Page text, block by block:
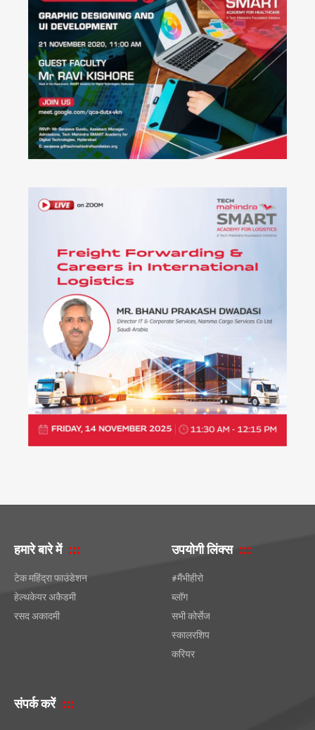
हमारे बारे में
टेक महिंद्रा फाउंडेशन
हेल्थकेयर अकैडमी
रसद अकादमी
उपयोगी लिंक्स
#मैंभीहीरो
ब्लॉग
सभी कोर्सेज
स्कालरशिप
करियर
संपर्क करें